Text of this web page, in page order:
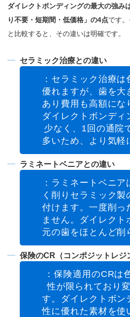
ダイレクトボンディングの最大の強み
り不要・短期間・低価格」の4点です
と比較すると、その違いは明確です。
セラミック治療との違い
：セラミック治療
優れますが、歯を大
あり費用も高額にな
ダイレクトボンディ
少なく、1回の通院
多いため、より気軽
ラミネートベニアとの違い
：ラミネートベニ
く削りセラミック製
付けます。一度削っ
ません。ダイレクト
元の歯をほとんど削
保険のCR（コンポジットレジ
：保険適用のCRは
性が限られており
す。ダイレクトボン
性に優れた素材を使